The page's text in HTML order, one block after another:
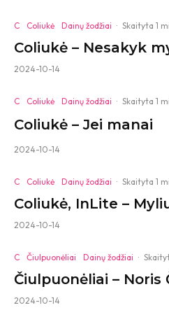
C Coliukė Dainų žodžiai · Skaityta 1
Coliukė – Nesakyk
2024-10-14
C Coliukė Dainų žodžiai · Skaityta 1
Coliukė – Jei manai
2024-10-14
C Coliukė Dainų žodžiai · Skaityta 1
Coliukė, InLite –
2024-10-14
C Čiulpuonėliai Dainų žodžiai ·
Čiulpuonėliai – Noris
2024-10-14